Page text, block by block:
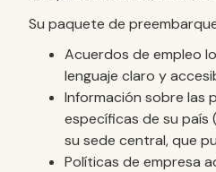
Su paquete de
Acuerdos de empleo
lenguaje claro y
Información sobre las
específicas de su país
su sede central, que
Políticas de empresa